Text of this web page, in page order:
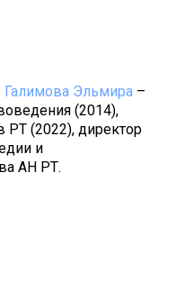
Галимова Эльмира –
(2014),
РТ (2022), директор
и
АН РТ.